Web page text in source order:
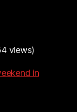
views)
in